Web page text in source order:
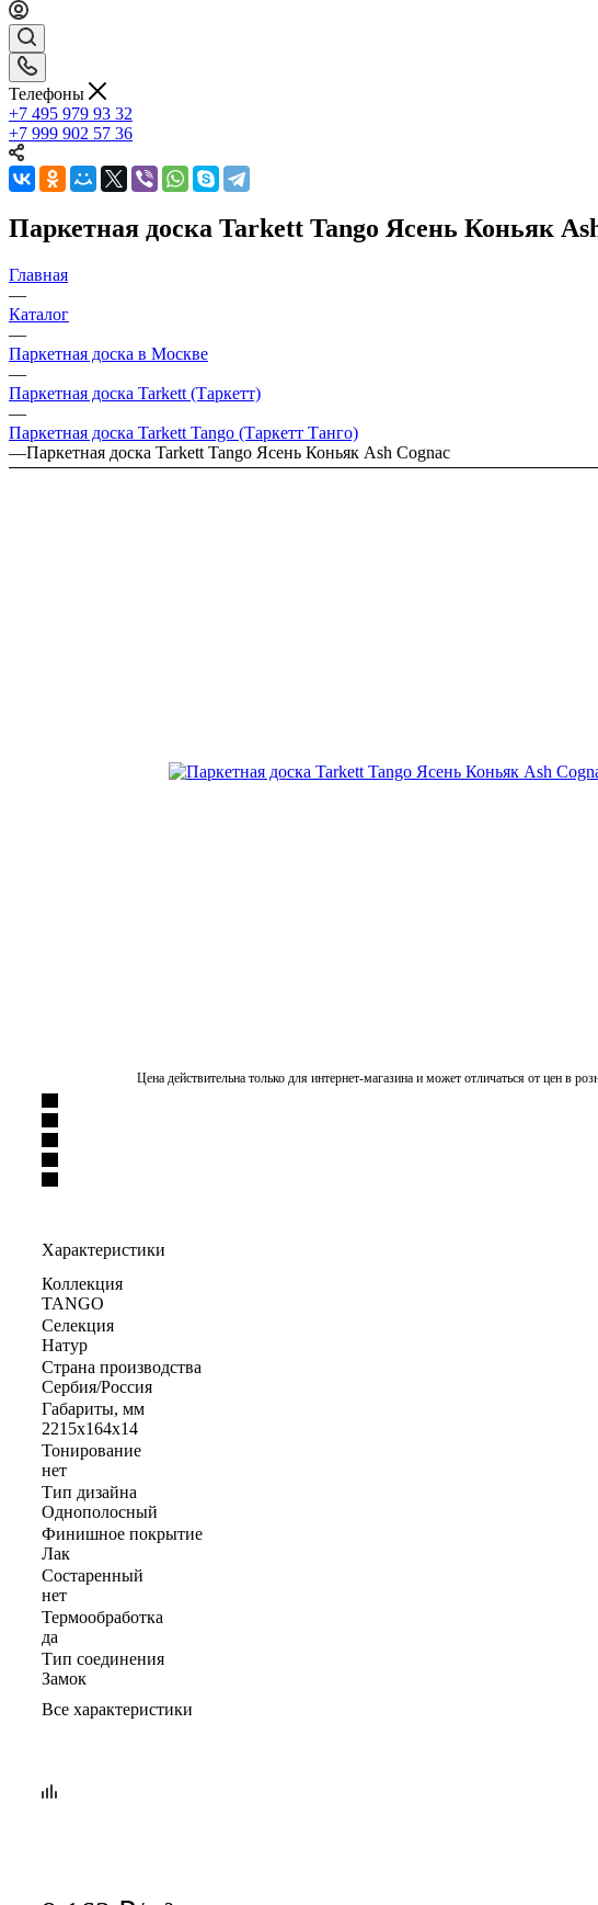
Телефоны
+7 495 979 93 32
+7 999 902 57 36
Паркетная доска Tarkett Tango Ясень Коньяк
Главная
—
Каталог
—
Паркетная доска в Москве
—
Паркетная доска Tarkett (Таркетт)
—
Паркетная доска Tarkett Tango (Таркетт Танго)
—Паркетная доска Tarkett Tango Ясень Коньяк Ash Cognac
Цена действительна только для интернет-магазина и может отличаться от цен в
Характеристики
Коллекция
TANGO
Селекция
Натур
Страна производства
Сербия/Россия
Габариты, мм
2215x164x14
Тонирование
нет
Тип дизайна
Однополосный
Финишное покрытие
Лак
Состаренный
нет
Термообработка
да
Тип соединения
Замок
Все характеристики